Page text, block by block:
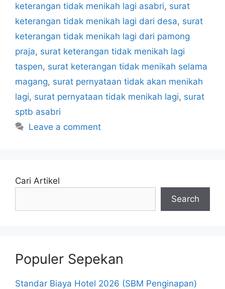
keterangan tidak menikah lagi asabri, surat
keterangan tidak menikah lagi dari desa, surat
keterangan tidak menikah lagi dari pamong
praja, surat keterangan tidak menikah lagi
taspen, surat keterangan tidak menikah selama
magang, surat pernyataan tidak akan menikah
lagi, surat pernyataan tidak menikah lagi, surat
sptb asabri
Leave a comment
Cari Artikel
Search
Populer Sepekan
Standar Biaya Hotel 2026 (SBM Penginapan)